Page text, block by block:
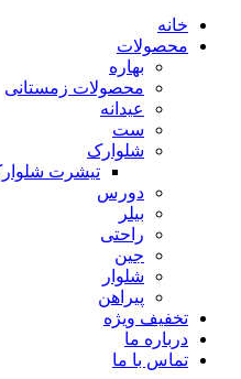
خانه
محصولات
بهاره
محصولات زمستانی
عیدانه
ست
شلوارک
تیشرت
دورس
بیلر
راحتی
جین
شلوار
پیراهن
تخفیف ویژه
درباره ما
تماس با ما